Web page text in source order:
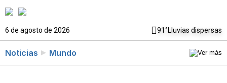
6 de agosto de 2026 91°Lluvias dispersas
Noticias Mundo